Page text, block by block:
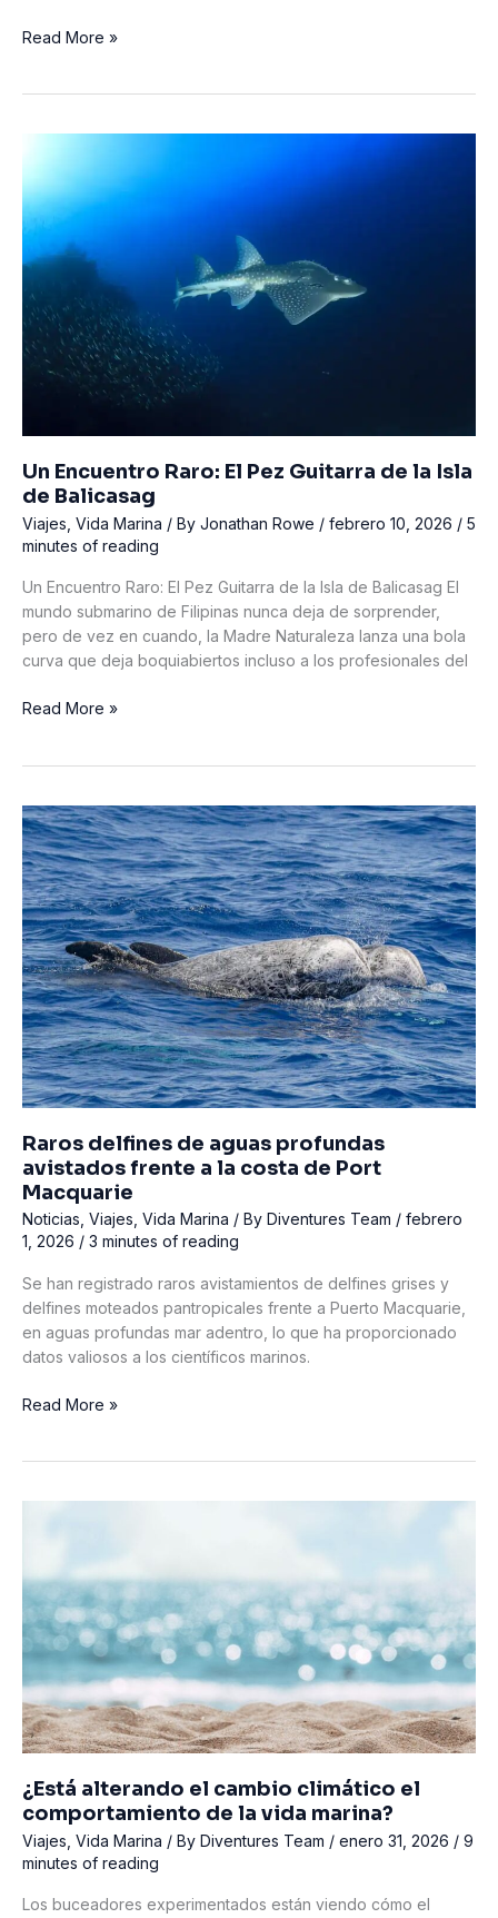
Las
reaccionan
las
tensiones
en
Oriente
Próximo,
el
Mar
Rojo
sigue
Read More »
Un Encuentro Raro: El Pez Guitarra de la Isla
de Balicasag
Viajes Vida Marina / By Jonathan Rowe / febrero 10, 2026 / 5
minutes of reading
Un Encuentro Raro: El Pez Guitarra de la Isla de Balicasag El
mundo submarino de Filipinas nunca deja de sorprender,
pero de vez en cuando, la Madre Naturaleza lanza una bola
curva que deja boquiabiertos incluso a los profesionales del
Un
Pez
Guitarra
de
la
Isla
de
Balicasag
Read More »
Raros delfines de aguas profundas
avistados frente a la costa de Port
Macquarie
Noticias Viajes Vida Marina / By Diventures Team / febrero
1, 2026 / 3 minutes of reading
Se han registrado raros avistamientos de delfines grises y
delfines moteados pantropicales frente a Puerto Macquarie,
en aguas profundas mar adentro, lo que ha proporcionado
datos valiosos a los científicos marinos.
Raros
profundas
a
la
costa
de
Macquarie
Read More »
¿Está alterando el cambio climático el
comportamiento de la vida marina?
Viajes Vida Marina / By Diventures Team / enero 31, 2026 / 9
minutes of reading
Los buceadores experimentados están viendo cómo el